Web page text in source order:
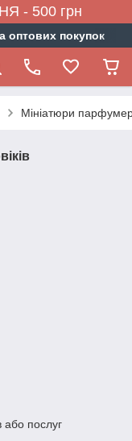
- 500 грн
оптових покупок
Мініатюри
або послуг